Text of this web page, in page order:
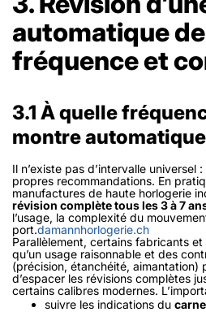
automatique
fréquence et
3.1 À quelle
montre
Il n’existe pas d’intervalle universel
propres recommandations. En
manufactures de haute horlogerie
révision complète tous les 3 à 7
l’usage, la complexité du
port.damannhorlogerie.ch
Parallèlement, certains fabricants
qu’un usage raisonnable et des
(précision, étanchéité, aimantation)
d’espacer les révisions complètes
certains calibres modernes.
suivre les indications du